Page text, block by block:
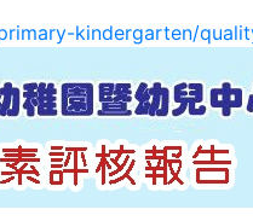
kindergarten/